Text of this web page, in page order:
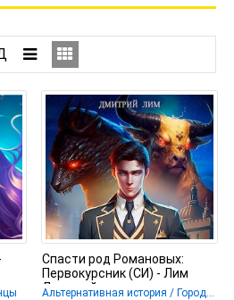
Спасти род Романовых:
Первокурсник (СИ) - Лим
Дмитрий
Альтернативная история / Городское фэнтези